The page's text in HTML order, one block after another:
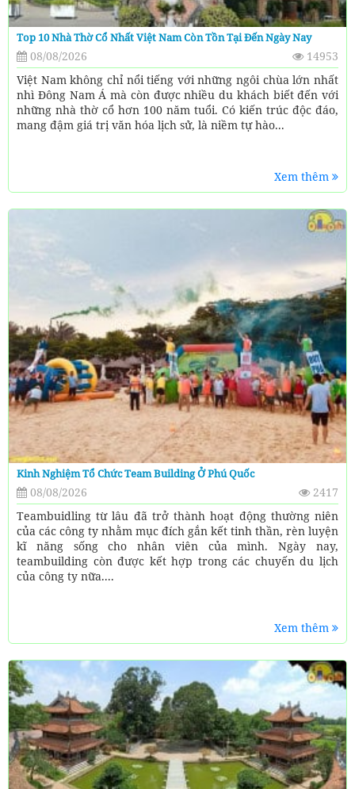
Top 10 Nhà Thờ Cổ Nhất Việt Nam Còn Tồn Tại Đến Ngày Nay
08/08/2026
14953
Việt Nam không chỉ nổi tiếng với những ngôi chùa lớn nhất
nhì Đông Nam Á mà còn được nhiều du khách biết đến với
những nhà thờ cổ hơn 100 năm tuổi. Có kiến trúc độc đáo,
mang đậm giá trị văn hóa lịch sử, là niềm tự hào...
Xem thêm
Kinh Nghiệm Tổ Chức Team Building Ở Phú Quốc
08/08/2026
2417
Teambuidling từ lâu đã trở thành hoạt động thường niên
của các công ty nhằm mục đích gắn kết tinh thần, rèn luyện
kĩ năng sống cho nhân viên của mình. Ngày nay,
teambuilding còn được kết hợp trong các chuyến du lịch
của công ty nữa....
Xem thêm